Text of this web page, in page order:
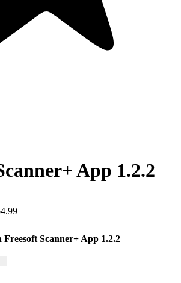
App 1.2.2
Freesoft Scanner+ App 1.2.2